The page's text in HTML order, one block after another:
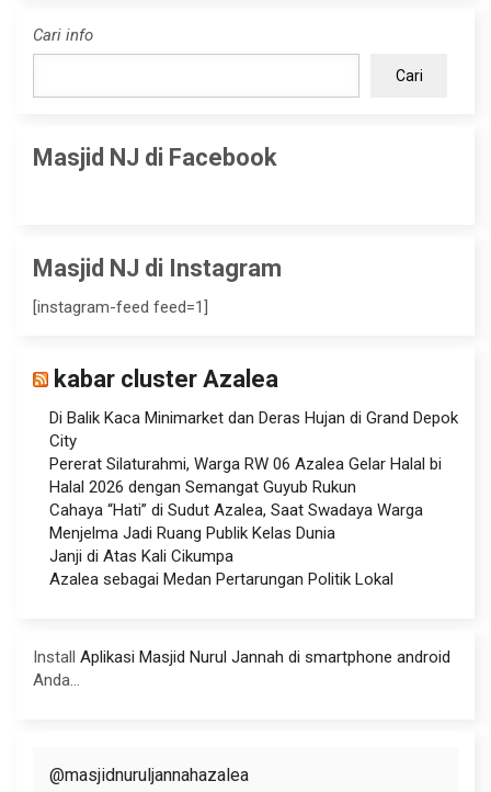
Cari info
Cari
Masjid NJ di Facebook
Masjid NJ di Instagram
[instagram-feed feed=1]
kabar cluster Azalea
Di Balik Kaca Minimarket dan Deras Hujan di Grand Depok
City
Pererat Silaturahmi, Warga RW 06 Azalea Gelar Halal bi
Halal 2026 dengan Semangat Guyub Rukun
Cahaya “Hati” di Sudut Azalea, Saat Swadaya Warga
Menjelma Jadi Ruang Publik Kelas Dunia
Janji di Atas Kali Cikumpa
Azalea sebagai Medan Pertarungan Politik Lokal
Install Aplikasi Masjid Nurul Jannah di smartphone android
Anda...
@masjidnuruljannahazalea